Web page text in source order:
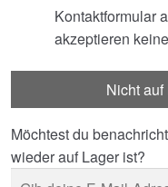
Kontaktformular
akzeptieren
Nicht auf
Möchtest du
wieder auf Lager ist?